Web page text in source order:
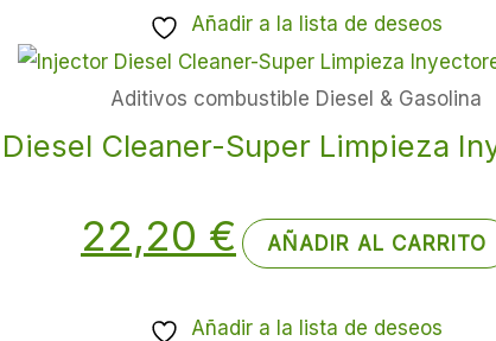
Añadir a la lista de deseos
Aditivos combustible Diesel & Gasolina
Cleaner-Super Limpieza
22,20 € AÑADIR AL CARRITO
Añadir a la lista de deseos